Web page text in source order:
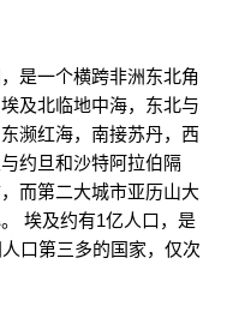
是一个横跨非洲东北角
及北临地中海，东北与
濒红海，南接苏丹，西
约旦和沙特阿拉伯隔
而第二大城市亚历山大
埃及约有1亿人口，是
口第三多的国家，仅次